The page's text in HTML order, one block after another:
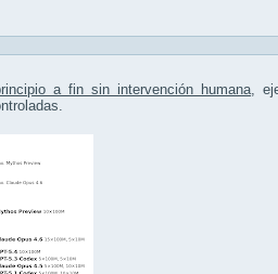
a fin sin intervención humana ,